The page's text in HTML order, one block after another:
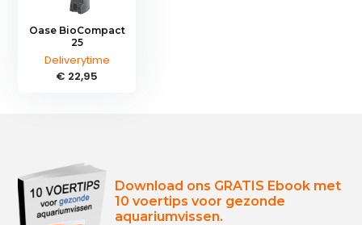
Oase BioCompact
25
Deliverytime
€ 22,95
Download ons GRATIS Ebook met
10 voertips voor gezonde
aquariumvissen.